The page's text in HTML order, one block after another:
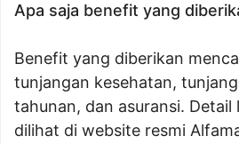
Apa saja benefit yang
Benefit yang diberikan
tunjangan kesehatan,
tahunan, dan asuransi. Detail
dilihat di website resmi